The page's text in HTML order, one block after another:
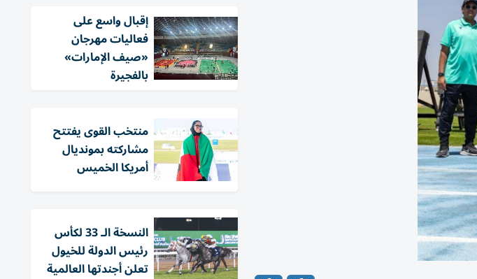
إقبال واسع على
فعاليات مهرجان
«صيف الإمارات»
بالفجيرة
منتخب القوى يفتتح
مشاركته بمونديال
أمريكا الخميس
النسخة الـ 33 لكأس
رئيس الدولة للخيول
تعلن أجندتها العالمية